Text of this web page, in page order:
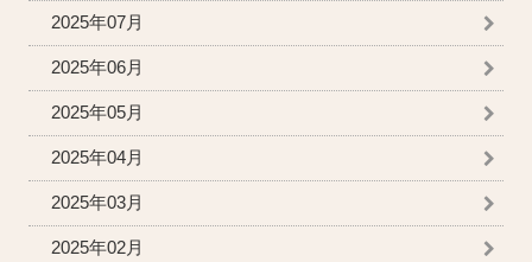
2025年07月
2025年06月
2025年05月
2025年04月
2025年03月
2025年02月